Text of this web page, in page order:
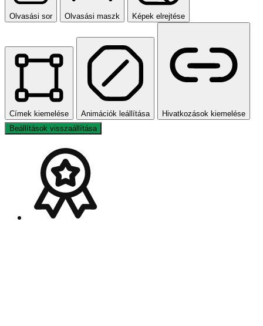
Olvasási sor Olvasási maszk Képek elrejtése
Címek kiemelése Animációk leállítása
Hivatkozások kiemelése
Beállítások visszaállítása